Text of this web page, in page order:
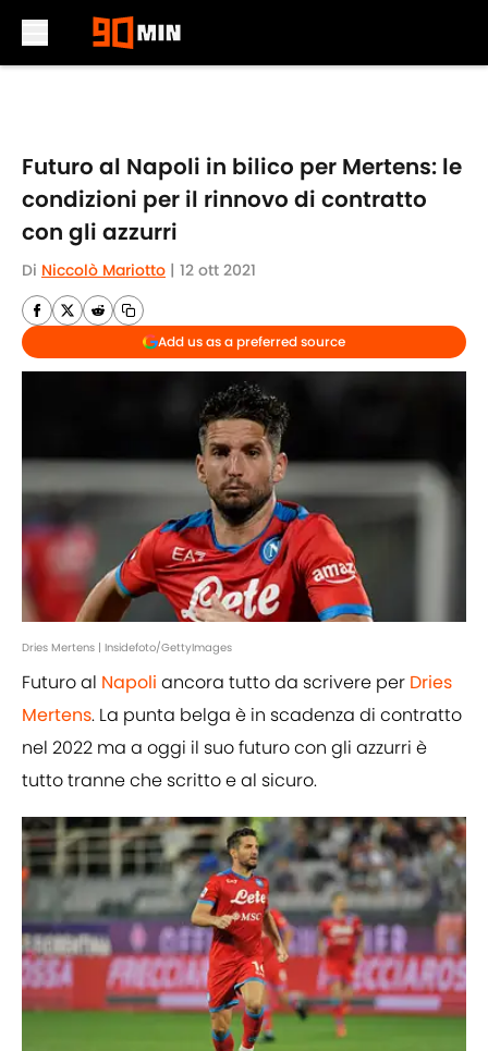
Futuro al Napoli in bilico per Mertens: le
condizioni per il rinnovo di contratto
con gli azzurri
Di Niccolò Mariotto | 12 ott 2021
Add us as a preferred source
Dries Mertens | Insidefoto/GettyImages
Futuro al Napoli ancora tutto da scrivere per Dries
Mertens. La punta belga è in scadenza di contratto
nel 2022 ma a oggi il suo futuro con gli azzurri è
tutto tranne che scritto e al sicuro.